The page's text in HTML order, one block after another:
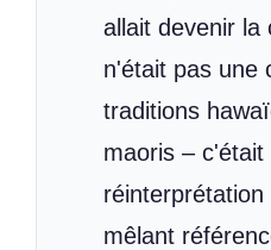
allait devenir la
n'était pas une
traditions
maoris – c'était
réinterprétation
mêlant